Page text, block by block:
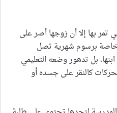
تمر بها إلا أن زوجها أصر على
برسوم شهرية تصل
ابنها، بل تدهور وضعه التعليمي
كالنقر على جسده أو